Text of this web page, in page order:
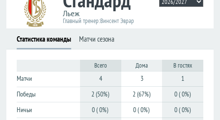
Кубок
Лига
наций
Лига
чемпионов
Лига
Европы
Льеж
Главный тренер:Винсент Эврар
Статистика команды Матчи сезона
Всего Дома В гостях
Матчи 4 3
1
Победы
2 (50%) 2 (67%)
0 ( 0%)
Ничьи
0 ( 0%) 0 ( 0%)
0 ( 0%)
Кубок
Лига
наций
Лига
чемпионов
Лига
Европы